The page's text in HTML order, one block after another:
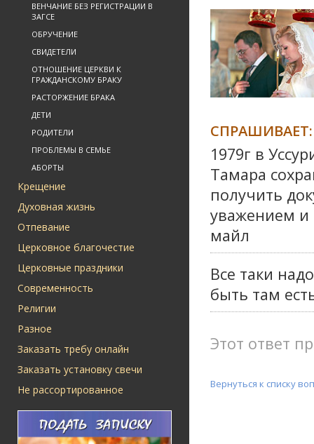
ВЕНЧАНИЕ БЕЗ РЕГИСТРАЦИИ В
ЗАГСЕ
ОБРУЧЕНИЕ
СВИДЕТЕЛИ
ОТНОШЕНИЕ ЦЕРКВИ К
ГРАЖДАНСКОМУ БРАКУ
РАСТОРЖЕНИЕ БРАКА
ДЕТИ
РОДИТЕЛИ
ПРОБЛЕМЫ В СЕМЬЕ
АБОРТЫ
Крещение
Духовная жизнь
Отпевание
Церковное благочестие
Церковные праздники
Современность
Религии
Разное
Заказать требу онлайн
Заказать установку свечи
Не рассортированное
СПРАШИВАЕТ:
1979г в
Тамара
получить
уважением и
майл
Все таки
быть там
Этот ответ
Вернуться к списку